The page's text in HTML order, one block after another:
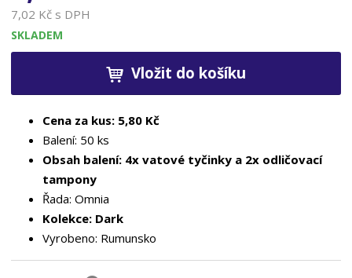
7,02 Kč s DPH
SKLADEM
Vložit do košíku
Cena za kus: 5,80 Kč
Balení: 50 ks
Obsah balení: 4x vatové tyčinky a 2x odličovací
tampony
Řada: Omnia
Kolekce: Dark
Vyrobeno: Rumunsko